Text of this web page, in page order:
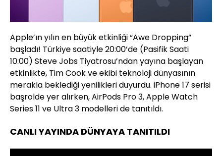
Apple’ın yılın en büyük etkinliği “Awe Dropping”
başladı! Türkiye saatiyle 20:00’de (Pasifik Saati
10:00) Steve Jobs Tiyatrosu’ndan yayına başlayan
etkinlikte, Tim Cook ve ekibi teknoloji dünyasının
merakla beklediği yenilikleri duyurdu. iPhone 17 serisi
başrolde yer alırken, AirPods Pro 3, Apple Watch
Series 11 ve Ultra 3 modelleri de tanıtıldı.
CANLI YAYINDA DÜNYAYA TANITILDI